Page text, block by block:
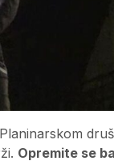
Opremite se